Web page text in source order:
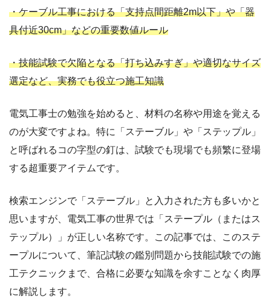
・ケーブル工事における「支持点間距離2m以下」や「器
具付近30cm」などの重要数値ルール
・技能試験で欠陥となる「打ち込みすぎ」や適切なサイズ
選定など、実務でも役立つ施工知識
電気工事士の勉強を始めると、材料の名称や用途を覚える
のが大変ですよね。特に「ステーブル」や「ステップル」
と呼ばれるコの字型の釘は、試験でも現場でも頻繁に登場
する超重要アイテムです。
検索エンジンで「ステーブル」と入力された方も多いかと
思いますが、電気工事の世界では「ステープル（またはス
テップル）」が正しい名称です。この記事では、このステ
ープルについて、筆記試験の鑑別問題から技能試験での施
工テクニックまで、合格に必要な知識を余すことなく肉厚
に解説します。